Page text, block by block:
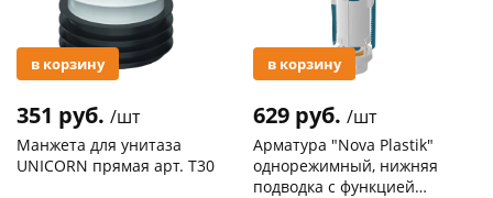
в корзину
351 руб. /шт
Манжета для унитаза
UNICORN прямая арт. T30
в корзину
629 руб. /шт
Арматура "Nova Plastik"
однорежимный, нижняя
подводка с функцией